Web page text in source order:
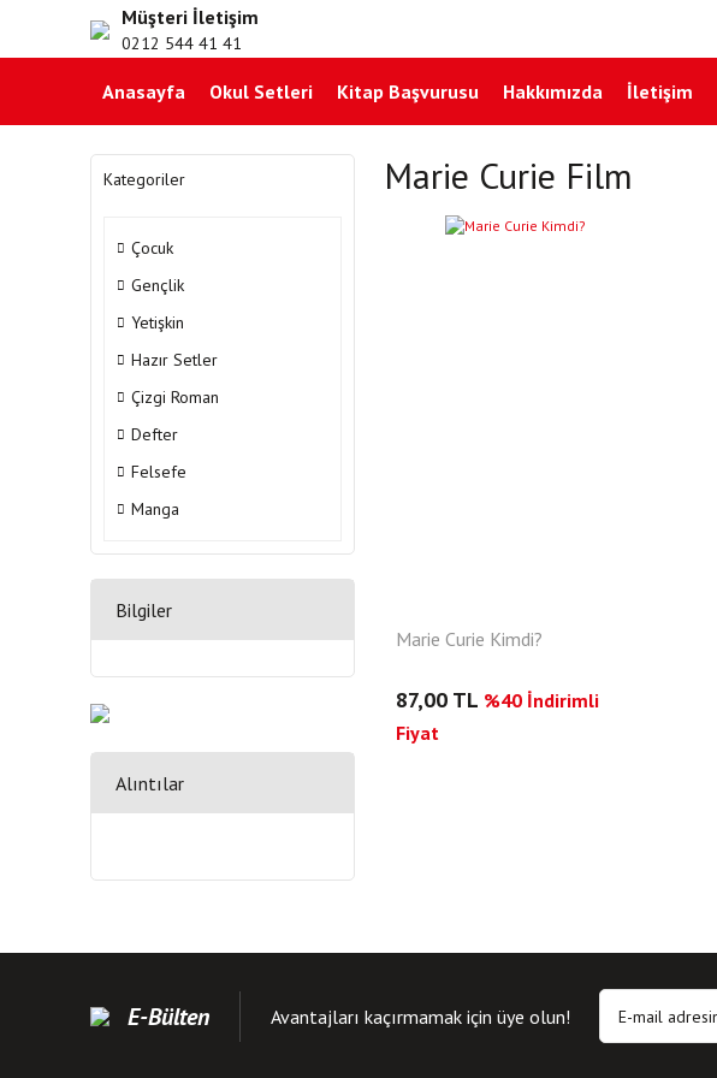
Müşteri İletişim
0212 544 41 41
Anasayfa Okul Setleri Kitap Başvurusu Hakkımızda İletişim
Kategoriler
Çocuk
Gençlik
Yetişkin
Hazır Setler
Çizgi Roman
Defter
Felsefe
Manga
Bilgiler
Alıntılar
Marie Curie Film
Marie Curie Kimdi?
87,00 TL %40 İndirimli
Fiyat
E-Bülten Avantajları kaçırmamak için üye olun!